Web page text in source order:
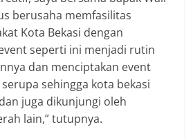
berusaha memfasilitas
Kota Bekasi dengan
seperti ini menjadi rutin
dan menciptakan event
sehingga kota bekasi
juga dikunjungi oleh
lain,” tutupnya.